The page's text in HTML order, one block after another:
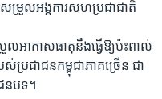
ម្រួលអង្គការសហប្រជាជាតិ
រួលអាកាសធាតុនឹងធ្វើឱ្យប៉ះពាល់
ប្រជាជនកម្ពុជាភាគច្រើន ជា
នបទ។